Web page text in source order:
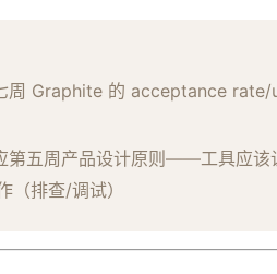
周 Graphite 的 acceptance
第五周产品设计原则——工具应该
（排查/调试）